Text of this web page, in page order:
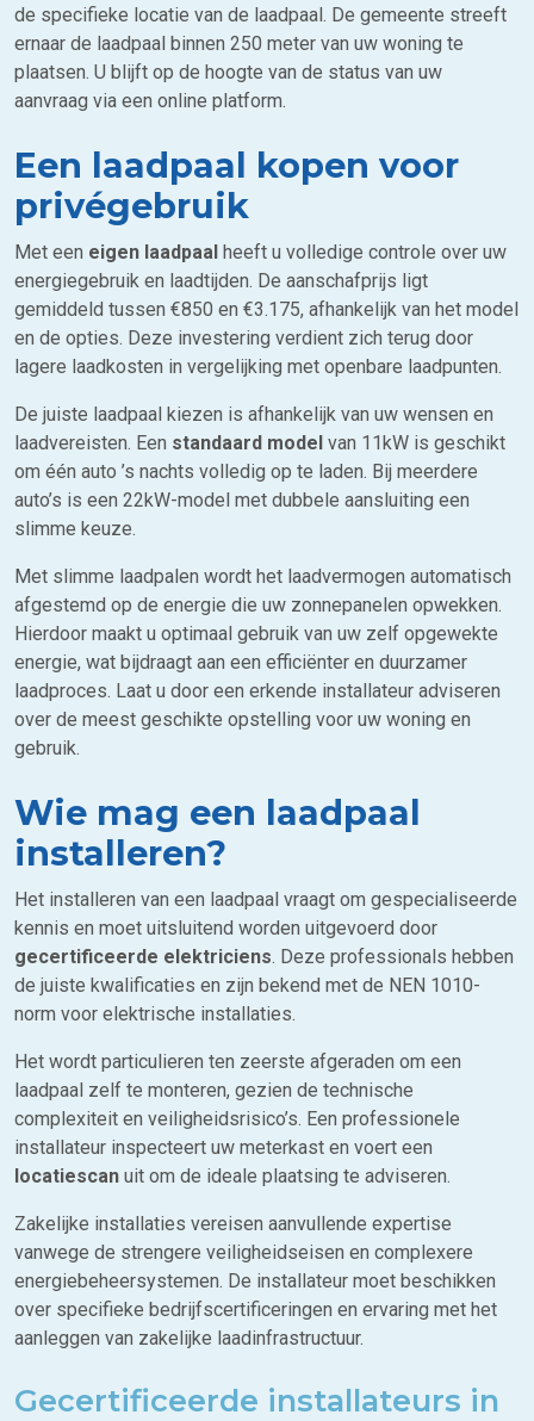
de specifieke locatie van de laadpaal. De gemeente streeft
ernaar de laadpaal binnen 250 meter van uw woning te
plaatsen. U blijft op de hoogte van de status van uw
aanvraag via een online platform.
Een laadpaal kopen voor
privégebruik
Met een eigen laadpaal heeft u volledige controle over uw
energiegebruik en laadtijden. De aanschafprijs ligt
gemiddeld tussen €850 en €3.175, afhankelijk van het model
en de opties. Deze investering verdient zich terug door
lagere laadkosten in vergelijking met openbare laadpunten.
De juiste laadpaal kiezen is afhankelijk van uw wensen en
laadvereisten. Een standaard model van 11kW is geschikt
om één auto ’s nachts volledig op te laden. Bij meerdere
auto’s is een 22kW-model met dubbele aansluiting een
slimme keuze.
Met slimme laadpalen wordt het laadvermogen automatisch
afgestemd op de energie die uw zonnepanelen opwekken.
Hierdoor maakt u optimaal gebruik van uw zelf opgewekte
energie, wat bijdraagt aan een efficiënter en duurzamer
laadproces. Laat u door een erkende installateur adviseren
over de meest geschikte opstelling voor uw woning en
gebruik.
Wie mag een laadpaal
installeren?
Het installeren van een laadpaal vraagt om gespecialiseerde
kennis en moet uitsluitend worden uitgevoerd door
gecertificeerde elektriciens. Deze professionals hebben
de juiste kwalificaties en zijn bekend met de NEN 1010-
norm voor elektrische installaties.
Het wordt particulieren ten zeerste afgeraden om een
laadpaal zelf te monteren, gezien de technische
complexiteit en veiligheidsrisico’s. Een professionele
installateur inspecteert uw meterkast en voert een
locatiescan uit om de ideale plaatsing te adviseren.
Zakelijke installaties vereisen aanvullende expertise
vanwege de strengere veiligheidseisen en complexere
energiebeheersystemen. De installateur moet beschikken
over specifieke bedrijfscertificeringen en ervaring met het
aanleggen van zakelijke laadinfrastructuur.
Gecertificeerde installateurs in